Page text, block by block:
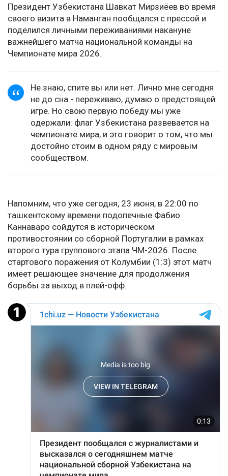
Президент Узбекистана Шавкат Мирзиёев во время
своего визита в Наманган пообщался с прессой и
поделился личными переживаниями накануне
важнейшего матча национальной команды на
Чемпионате мира 2026.
Не знаю, спите вы или нет. Лично мне сегодня
не до сна - переживаю, думаю о предстоящей
игре. Но свою первую победу мы уже
одержали: флаг Узбекистана развевается на
чемпионате мира, и это говорит о том, что мы
достойно стоим в одном ряду с мировым
сообществом.
Напомним, что уже сегодня, 23 июня, в 22:00 по
ташкентскому времени подопечные Фабио
Каннаваро сойдутся в историческом
противостоянии со сборной Португалии в рамках
второго тура группового этапа ЧМ-2026. После
стартового поражения от Колумбии (1:3) этот матч
имеет решающее значение для продолжения
борьбы за выход в плей-офф.